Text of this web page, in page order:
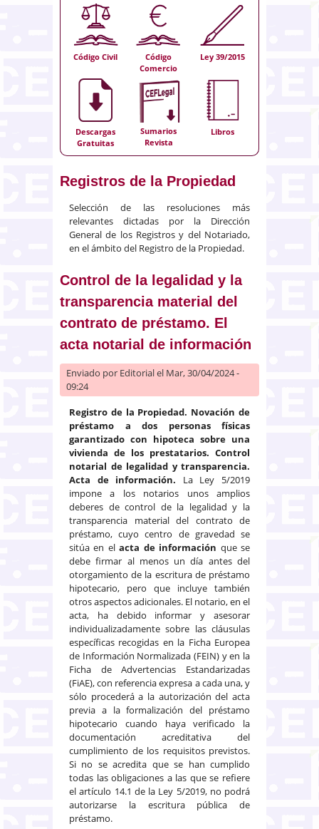
Código Civil
Código
Comercio
Ley 39/2015
Descargas
Gratuitas
Sumarios
Revista
Libros
Registros de la Propiedad
Selección de las resoluciones más
relevantes dictadas por la Dirección
General de los Registros y del Notariado,
en el ámbito del Registro de la Propiedad.
Control de la legalidad y la
transparencia material del
contrato de préstamo. El
acta notarial de información
Enviado por Editorialel Mar, 30/04/2024 -
09:24
Registro de la Propiedad. Novación de
préstamo a dos personas físicas
garantizado con hipoteca sobre una
vivienda de los prestatarios. Control
notarial de legalidad y transparencia.
Acta de información. La Ley 5/2019
impone a los notarios unos amplios
deberes de control de la legalidad y la
transparencia material del contrato de
préstamo, cuyo centro de gravedad se
sitúa en elacta de información que se
debe firmar al menos un día antes del
otorgamiento de la escritura de préstamo
hipotecario, pero que incluye también
otros aspectos adicionales. El notario, en el
acta, ha debido informar y asesorar
individualizadamente sobre las cláusulas
específicas recogidas en la Ficha Europea
de Información Normalizada (FEIN) y en la
Ficha de Advertencias Estandarizadas
(FiAE), con referencia expresa a cada una, y
sólo procederá a la autorización del acta
previa a la formalización del préstamo
hipotecario cuando haya verificado la
documentación acreditativa del
cumplimiento de los requisitos previstos.
Si no se acredita que se han cumplido
todas las obligaciones a las que se refiere
el artículo 14.1 de la Ley 5/2019, no podrá
autorizarse la escritura pública de
préstamo.